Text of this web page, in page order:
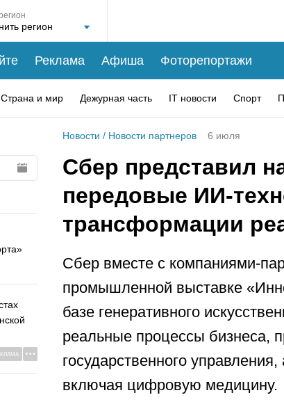
Реклама Афиша Фоторепортажи
Страна и мир Дежурная часть IT новости Спорт
Новости / Новости партнеров 6 июля
Сбер представил
передовые ИИ-
трансформации
Сбер вместе с компаниями-
промышленной выставке
базе генеративного
реальные процессы бизнеса,
государственного
включая цифровую медицину.